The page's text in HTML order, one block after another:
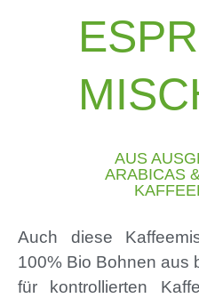
AUS
ARABICAS
Auch diese
100% Bio Bohnen aus
für kontrollierten